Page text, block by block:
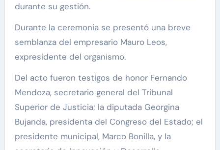
durante su gestión.
Durante la ceremonia se presentó una breve
semblanza del empresario Mauro Leos,
expresidente del organismo.
Del acto fueron testigos de honor Fernando
Mendoza, secretario general del Tribunal
Superior de Justicia; la diputada Georgina
Bujanda, presidenta del Congreso del Estado; el
presidente municipal, Marco Bonilla, y la